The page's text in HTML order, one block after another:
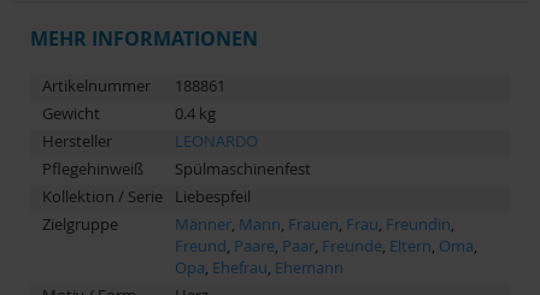
MEHR INFORMATIONEN
Artikelnummer
188861
Gewicht
0.4 kg
Hersteller
LEONARDO
Pflegehinweiß
Spülmaschinenfest
Kollektion / Serie
Liebespfeil
Zielgruppe
Männer, Mann, Frauen, Frau, Freundin,
Freund, Paare, Paar, Freunde, Eltern, Oma,
Opa, Ehefrau, Ehemann